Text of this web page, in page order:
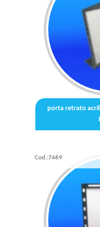
porta retrato
Cod.:7469